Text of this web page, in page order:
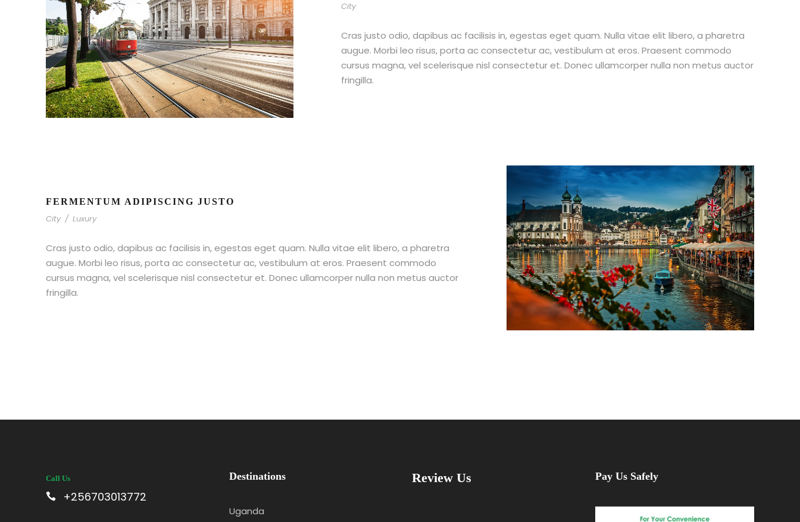
City
Cras justo odio, dapibus ac facilisis in, egestas eget quam. Nulla vitae elit libero, a pharetra
augue. Morbi leo risus, porta ac consectetur ac, vestibulum at eros. Praesent commodo
cursus magna, vel scelerisque nisl consectetur et. Donec ullamcorper nulla non metus auctor
fringilla.
FERMENTUM ADIPISCING JUSTO
City / Luxury
Cras justo odio, dapibus ac facilisis in, egestas eget quam. Nulla vitae elit libero, a pharetra
augue. Morbi leo risus, porta ac consectetur ac, vestibulum at eros. Praesent commodo
cursus magna, vel scelerisque nisl consectetur et. Donec ullamcorper nulla non metus auctor
fringilla.
Call Us
+256703013772
Destinations
Uganda
Review Us Pay Us Safely